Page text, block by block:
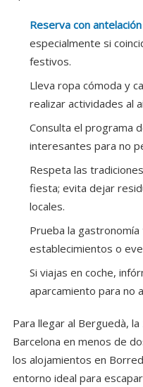
Reserva con antelación
especialmente si
festivos.
Lleva ropa cómoda y
realizar actividades al
Consulta el programa
interesantes para no
Respeta las
fiesta; evita dejar
locales.
Prueba la
establecimientos o
Si viajas en coche,
aparcamiento para no
Para llegar al Berguedà,
Barcelona en menos de
los alojamientos en
entorno ideal para